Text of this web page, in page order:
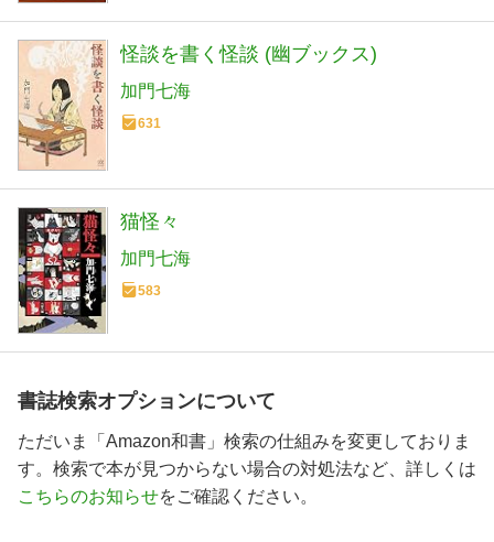
怪談を書く怪談 (幽ブックス)
加門七海
631
猫怪々
加門七海
583
書誌検索オプションについて
ただいま「Amazon和書」検索の仕組みを変更しておりま
す。検索で本が見つからない場合の対処法など、詳しくは
こちらのお知らせをご確認ください。